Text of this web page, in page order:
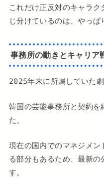
これだけ正反対のキャラ
じ分けているのは、やっぱ
事務所の動きとキャリア
2025年末に所属していた
韓国の芸能事務所と契約
た。
現在の国内でのマネジメ
る部分もあるため、最新
す。